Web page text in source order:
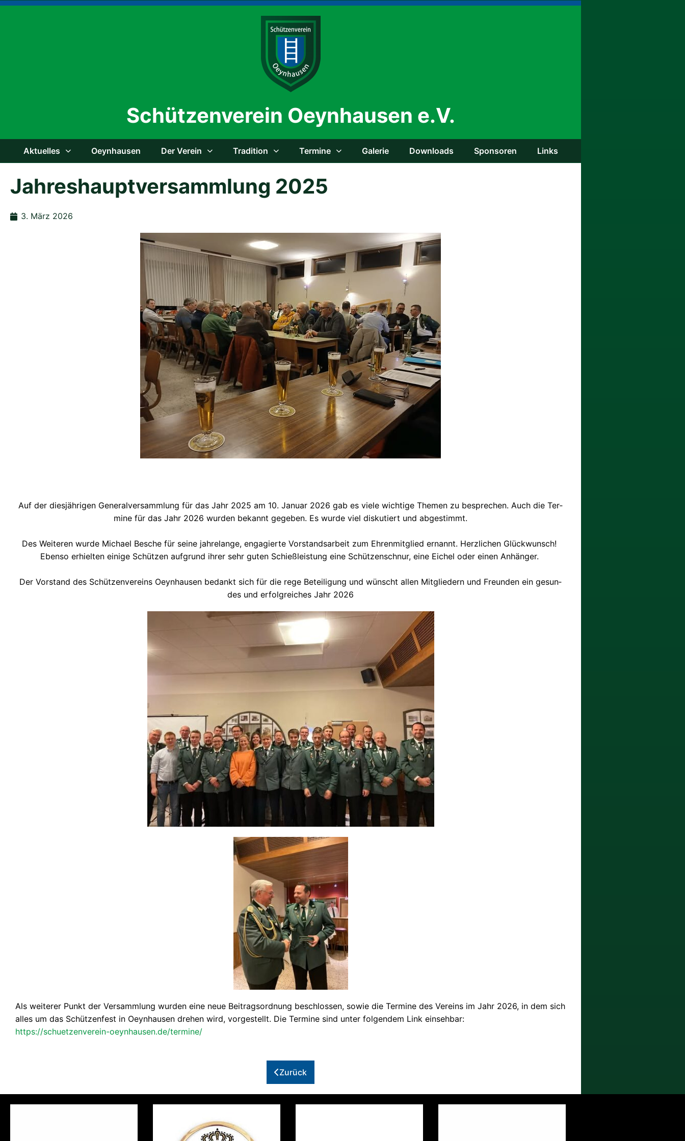
Schützenverein Oeynhausen e.V.
Aktu­el­les Oeyn­hau­sen Der Ver­ein Tra­di­ti­on Ter­mi­ne Gale­rie Down­loads Spon­so­ren Links
Jah­res­haupt­ver­samm­lung 2025
3. März 2026
Auf der dies­jäh­ri­gen Gene­ral­ver­samm­lung für das Jahr 2025 am 10. Janu­ar 2026 gab es vie­le wich­ti­ge The­men zu bespre­chen. Auch die Ter­
mi­ne für das Jahr 2026 wur­den bekannt gege­ben. Es wur­de viel dis­ku­tiert und abgestimmt.
Des Wei­te­ren wur­de Micha­el Besche für sei­ne jah­re­lan­ge, enga­gier­te Vor­stands­ar­beit zum Ehren­mit­glied ernannt. Herz­li­chen Glückwunsch!
Eben­so erhiel­ten eini­ge Schüt­zen auf­grund ihrer sehr guten Schieß­leis­tung eine Schüt­zen­schnur, eine Eichel oder einen Anhänger.
Der Vor­stand des Schüt­zen­ver­eins Oeyn­hau­sen bedankt sich für die rege Betei­li­gung und wünscht allen Mit­glie­dern und Freun­den ein gesun­
des und erfolg­rei­ches Jahr 2026
Als wei­te­rer Punkt der Ver­samm­lung wur­den eine neue Bei­trags­ord­nung beschlos­sen, sowie die Ter­mi­ne des Ver­eins im Jahr 2026, in dem sich
alles um das Schüt­zen­fest in Oeyn­hau­sen dre­hen wird, vor­ge­stellt. Die Ter­mi­ne sind unter fol­gen­dem Link ein­seh­bar:
https://schuetzenverein-oeynhausen.de/termine/
Zurück